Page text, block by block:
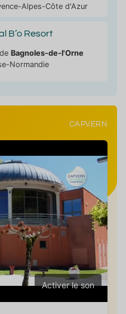
Alpes-Côte d'Azur
B’o Resort
Bagnoles-de-l'Orne
Normandie
CAPVERN
Activer le son